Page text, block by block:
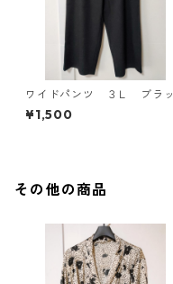
ワイドパンツ ３Ｌ ブラッ
ク KAE-4697
¥1,500
その他の商品